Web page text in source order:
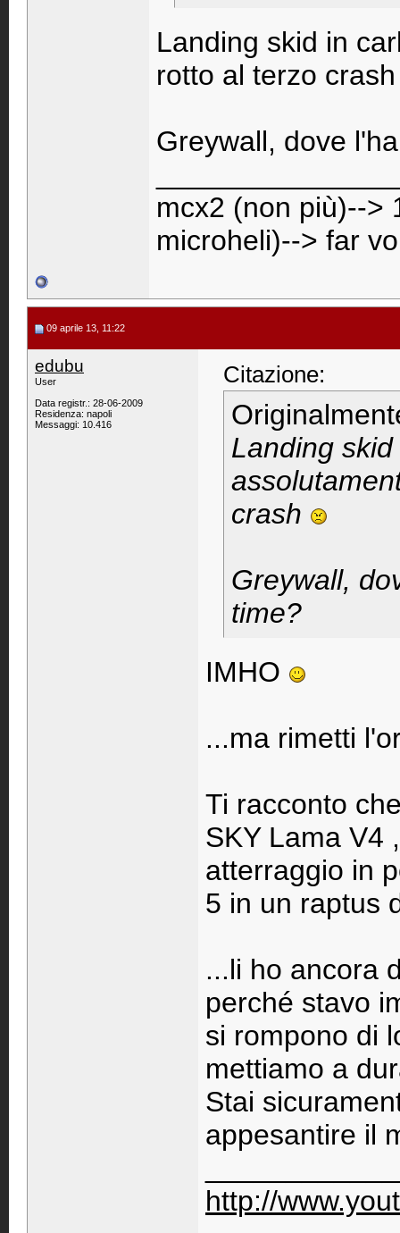
Landing skid in
rotto al terzo
Greywall, dove
mcx2 (non più)-->
microheli)--> far
09 aprile 13, 11:22
edubu
User
Data registr.: 28-06-2009
Residenza: napoli
Messaggi: 10.416
Citazione:
Landing
crash
Greywall,
time?
IMHO
...ma rimetti
Ti racconto
SKY Lama V4
atterraggio in
5 in un raptus
...li ho ancora
perché stavo
si rompono di
mettiamo a
Stai
appesantire il
http://